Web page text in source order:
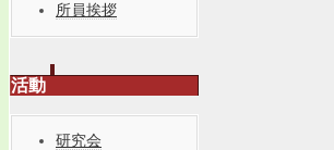
所員挨拶
活動
研究会